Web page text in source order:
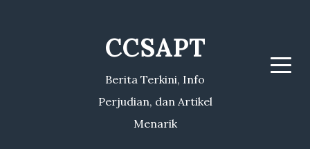
CCSAPT
Berita Terkini, Info
Perjudian, dan Artikel
Menarik
Menu